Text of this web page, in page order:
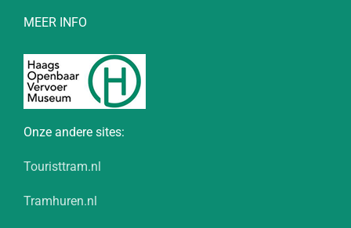
MEER INFO
Onze andere sites:
Touristtram.nl
Tramhuren.nl